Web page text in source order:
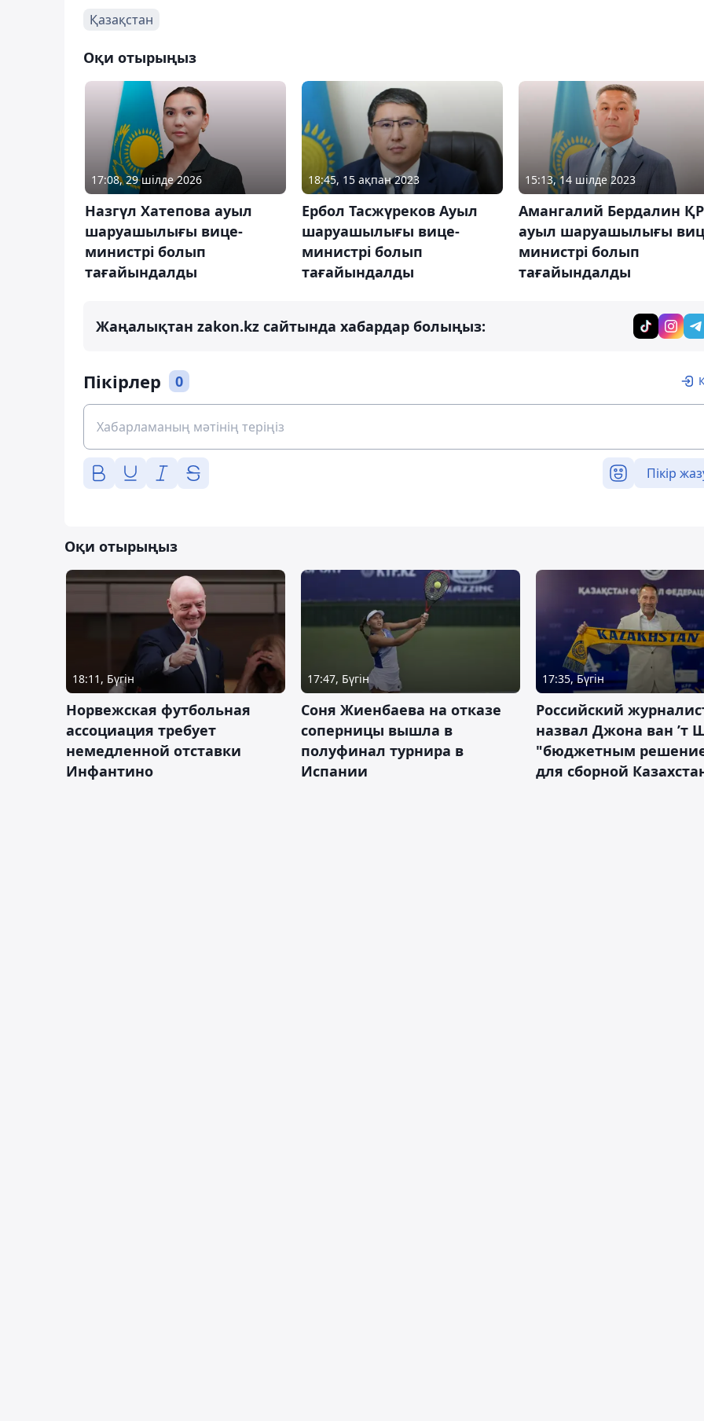
Қазақстан
Оқи отырыңыз
17:08, 29 шілде 2026
Назгүл Хатепова ауыл
шаруашылығы вице-
министрі болып
тағайындалды
18:45, 15 ақпан 2023
Ербол Тасжүреков Ауыл
шаруашылығы вице-
министрі болып
тағайындалды
15:13, 14 шілде 2023
Амангалий Бердалин ҚР
ауыл шаруашылығы
министрі болып
тағайындалды
Жаңалықтан zakon.kz сайтында хабардар болыңыз:
Пікірлер 0
Пікір
Оқи отырыңыз
18:11, Бүгін
Норвежская футбольная
ассоциация требует
немедленной отставки
Инфантино
17:47, Бүгін
Соня Жиенбаева на отказе
соперницы вышла в
полуфинал турнира в
Испании
17:35, Бүгін
Российский
назвал Джона ван ’т
"бюджетным
для сборной